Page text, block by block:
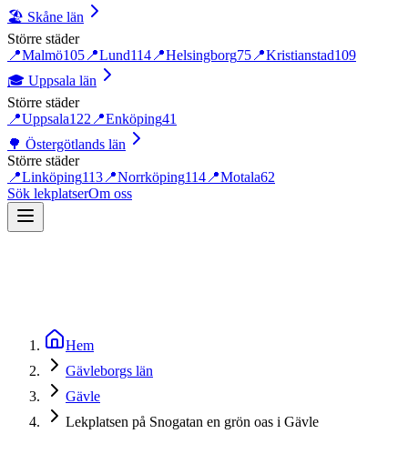
🏖️ Skåne län
Större städer
📍Malmö105 📍Lund114 📍Helsingborg75 📍Kristianstad109
🎓 Uppsala län
Större städer
📍Uppsala122 📍Enköping41
🌳 Östergötlands län
Större städer
📍Linköping113 📍Norrköping114 📍Motala62
Sök lekplatserOm oss
Hem
Gävleborgs län
Gävle
Lekplatsen på Snogatan en grön oas i Gävle